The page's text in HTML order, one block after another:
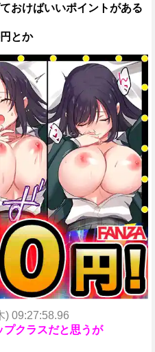
おけばいいポイントがある
とか
) 09:27:58.96
プクラスだと思うが